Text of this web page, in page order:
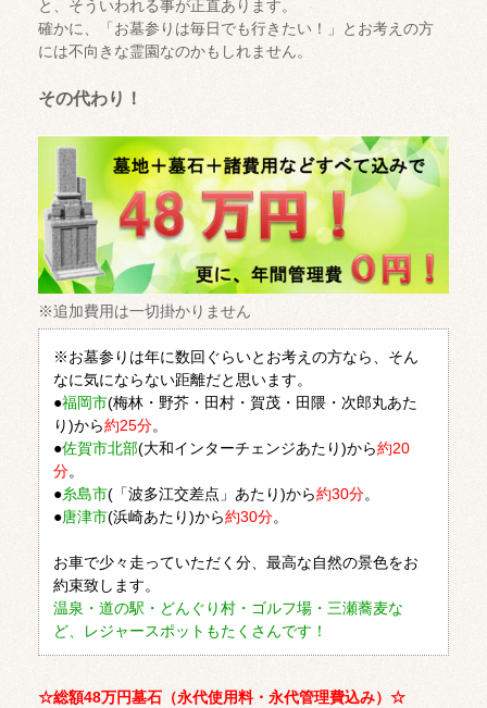
と、そういわれる事が正直あります。
確かに、「お墓参りは毎日でも行きたい！」とお考えの方
には不向きな霊園なのかもしれません。
その代わり！
※追加費用は一切掛かりません
※お墓参りは年に数回ぐらいとお考えの方なら、そん
なに気にならない距離だと思います。
●福岡市(梅林・野芥・田村・賀茂・田隈・次郎丸あた
り)から約25分。
●佐賀市北部(大和インターチェンジあたり)から約20
分。
●糸島市(「波多江交差点」あたり)から約30分。
●唐津市(浜崎あたり)から約30分。
お車で少々走っていただく分、最高な自然の景色をお
約束致します。
温泉・道の駅・どんぐり村・ゴルフ場・三瀬蕎麦な
ど、レジャースポットもたくさんです！
☆総額48万円墓石（永代使用料・永代管理費込み）☆